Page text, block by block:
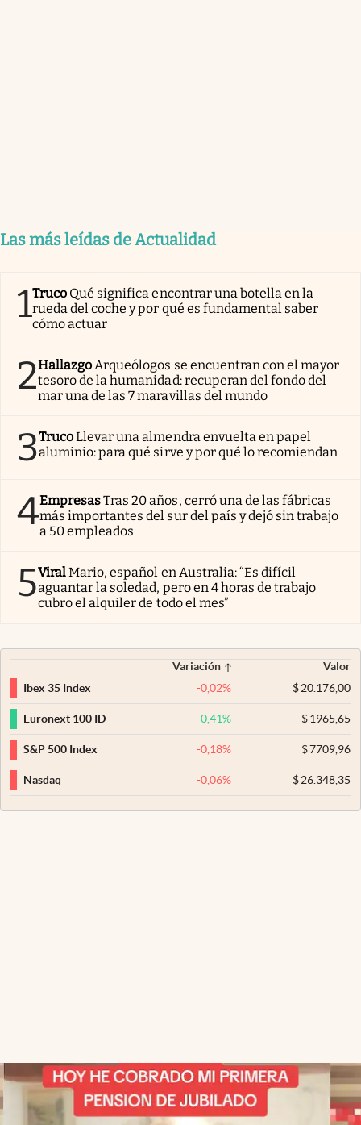
Las más leídas de Actualidad
1Truco Qué significa encontrar una botella en la
rueda del coche y por qué es fundamental saber
cómo actuar
2Hallazgo Arqueólogos se encuentran con el mayor
tesoro de la humanidad: recuperan del fondo del
mar una de las 7 maravillas del mundo
3TrucoLlevar una almendra envuelta en papel
aluminio: para qué sirve y por qué lo recomiendan
4EmpresasTras 20 años, cerró una de las fábricas
más importantes del sur del país y dejó sin trabajo
a 50 empleados
5ViralMario, español en Australia: “Es difícil
aguantar la soledad, pero en 4 horas de trabajo
cubro el alquiler de todo el mes”
Variación
Valor
Ibex 35 Index
-0,02% $20.176,00
Euronext 100 ID 0,41% $1965,65
S&P 500 Index -0,18% $7709,96
Nasdaq -0,06% $26.348,35